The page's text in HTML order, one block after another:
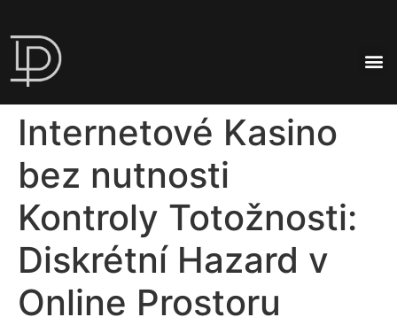
Internetové Kasino
bez nutnosti
Kontroly Totožnosti:
Diskrétní Hazard v
Online Prostoru